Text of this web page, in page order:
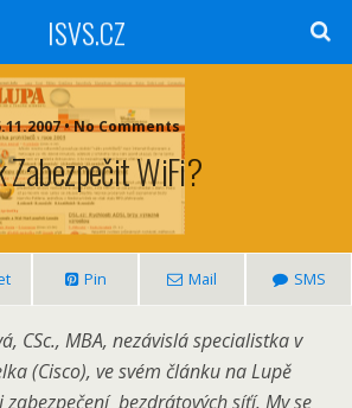
ISVS.CZ
5.11.2007 • No Comments
Jak Zabezpečit WiFi?
Pin Mail SMS
CSc., MBA, nezávislá specialistka v
(Cisco), ve svém článku na Lupě
zabezpečení bezdrátových síťí. My se